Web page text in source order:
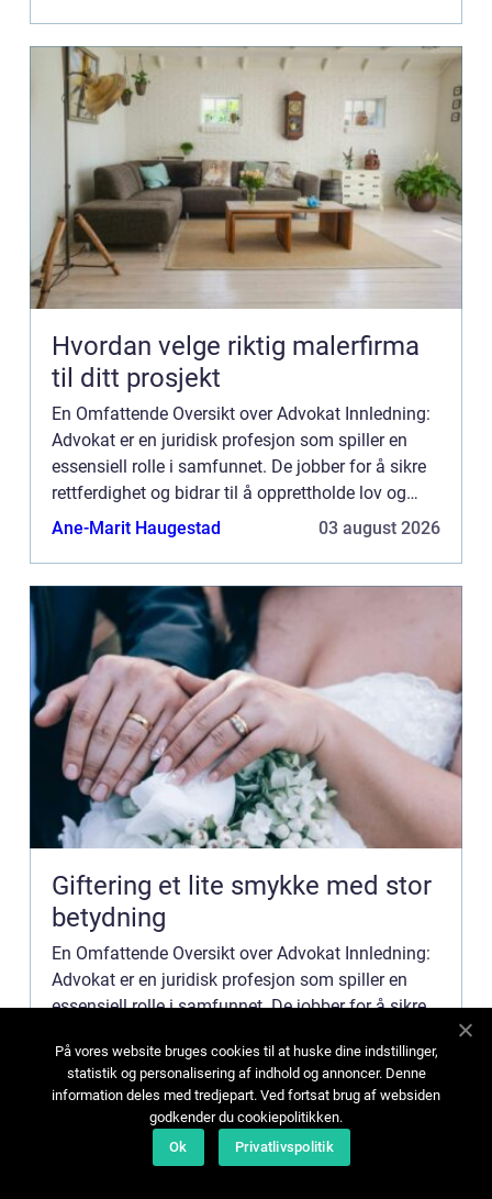
Hvordan velge riktig malerfirma
til ditt prosjekt
En Omfattende Oversikt over Advokat Innledning:
Advokat er en juridisk profesjon som spiller en
essensiell rolle i samfunnet. De jobber for å sikre
rettferdighet og bidrar til å opprettholde lov og
orden i samfunnet. Denne artikkelen vil gi en
Ane-Marit Haugestad 03 august 2026
Giftering et lite smykke med stor
betydning
En Omfattende Oversikt over Advokat Innledning:
Advokat er en juridisk profesjon som spiller en
essensiell rolle i samfunnet. De jobber for å sikre
orden i samfunnet. Denne artikkelen vil gi en
omfatt...
Marianne Sunde 31 juli 2026
På vores website bruges cookies til at huske dine indstillinger,
statistik og personalisering af indhold og annoncer. Denne
information deles med tredjepart. Ved fortsat brug af websiden
godkender du cookiepolitikken.
Ok
Privatlivspolitik